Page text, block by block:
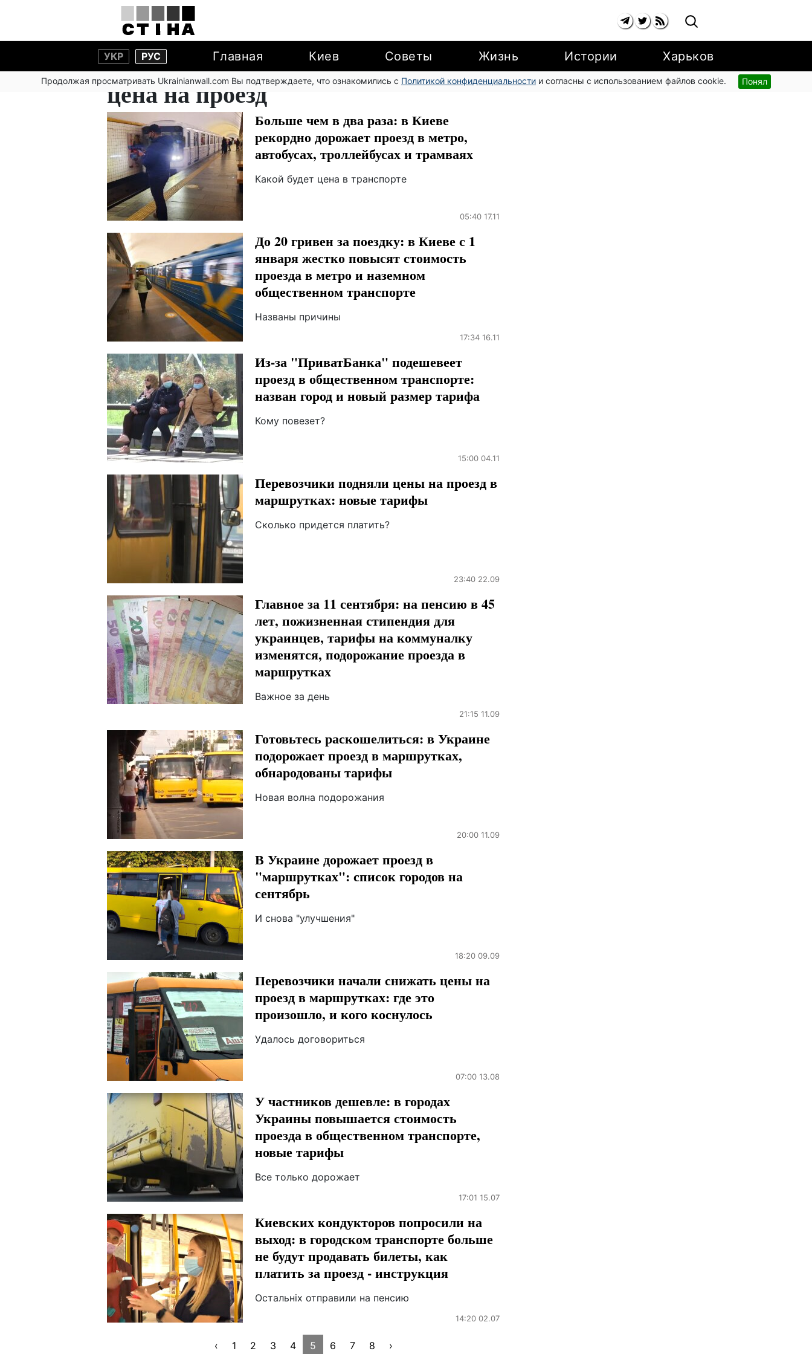
УКР РУС Главная Киев Советы Жизнь Истории Харьков
Продолжая просматривать Ukrainianwall.com Вы подтверждаете, что ознакомились с Политикой конфиденциальности и согласны с использованием файлов cookie. Понял
цена на проезд
Больше чем в два раза: в Киеве
рекордно дорожает проезд в метро,
автобусах, троллейбусах и трамваях
Какой будет цена в транспорте
05:40 17.11
До 20 гривен за поездку: в Киеве с 1
января жестко повысят стоимость
проезда в метро и наземном
общественном транспорте
Названы причины
17:34 16.11
Из-за "ПриватБанка" подешевеет
проезд в общественном транспорте:
назван город и новый размер тарифа
Кому повезет?
15:00 04.11
Перевозчики подняли цены на проезд в
маршрутках: новые тарифы
Сколько придется платить?
23:40 22.09
Главное за 11 сентября: на пенсию в 45
лет, пожизненная стипендия для
украинцев, тарифы на коммуналку
изменятся, подорожание проезда в
маршрутках
Важное за день
21:15 11.09
Готовьтесь раскошелиться: в Украине
подорожает проезд в маршрутках,
обнародованы тарифы
Новая волна подорожания
20:00 11.09
В Украине дорожает проезд в
"маршрутках": список городов на
сентябрь
И снова "улучшения"
18:20 09.09
Перевозчики начали снижать цены на
проезд в маршрутках: где это
произошло, и кого коснулось
Удалось договориться
07:00 13.08
У частников дешевле: в городах
Украины повышается стоимость
проезда в общественном транспорте,
новые тарифы
Все только дорожает
17:01 15.07
Киевских кондукторов попросили на
выход: в городском транспорте больше
не будут продавать билеты, как
платить за проезд - инструкция
Остальніх отправили на пенсию
14:20 02.07
‹ 1 2 3 4 5 6 7 8 ›